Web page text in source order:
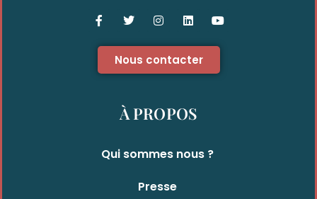
Nous contacter
À PROPOS
Qui sommes nous ?
Presse